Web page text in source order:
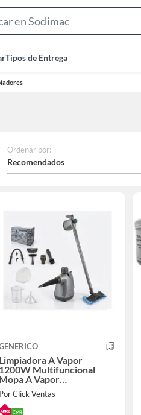
Tipos de Entrega
Ordenar por:
Recomendados
Limpiadora A Vapor
1200W Multifuncional
Mopa A Vapor
Desinfectante
Por Click Ventas